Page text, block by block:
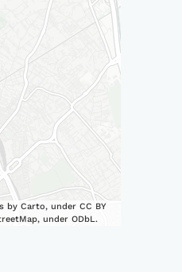
by Carto, under CC BY
under ODbL.